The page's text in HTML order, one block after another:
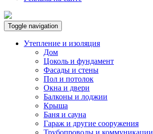
Toggle navigation
Утепление и изоляция
Дом
Цоколь и фундамент
Фасады и стены
Пол и потолок
Окна и двери
Балконы и лоджии
Крыша
Баня и сауна
Гараж и другие сооружения
Трубопроводы и коммуникации